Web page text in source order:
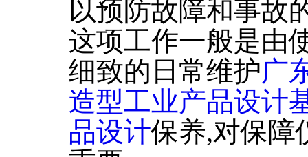
以预防故障和事故
这项工作一般是由
细致的日常维护广
造型工业产品设计
品设计保养,对保障